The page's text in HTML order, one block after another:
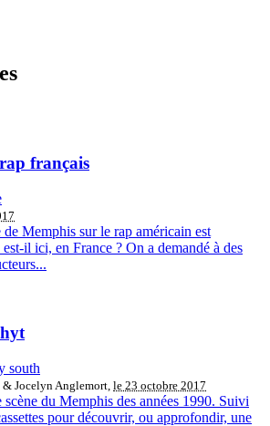
français
de Memphis sur le rap américain est
il ici, en France ? On a demandé à des
south
Jocelyn Anglemort, le 23 octobre 2017
du Memphis des années 1990. Suivi
pour découvrir, ou approfondir, une